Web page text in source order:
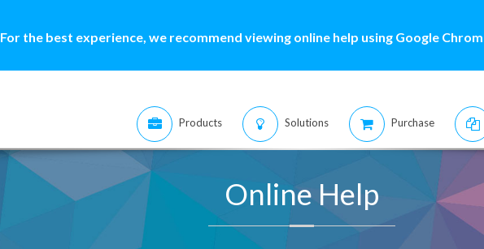
For the best experience, we recommend viewing online help using Google
Products Solutions Purchase
Online Help